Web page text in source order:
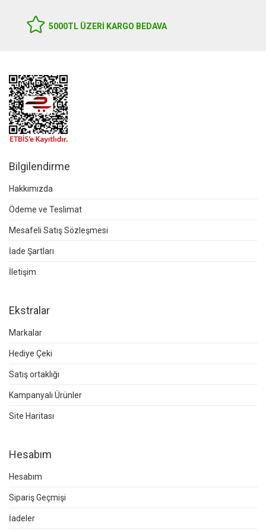
5000TL ÜZERI KARGO BEDAVA
Bilgilendirme
Hakkımızda
Ödeme ve Teslimat
Mesafeli Satış Sözleşmesi
İade Şartları
İletişim
Ekstralar
Markalar
Hediye Çeki
Satış ortaklığı
Kampanyalı Ürünler
Site Haritası
Hesabım
Hesabım
Sipariş Geçmişi
İadeler